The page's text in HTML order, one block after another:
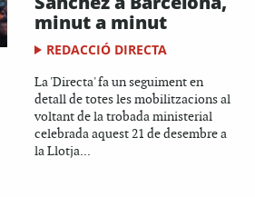
minut a minut
REDACCIÓ DIRECTA
La 'Directa' fa un seguiment en
detall de totes les mobilitzacions al
voltant de la trobada ministerial
celebrada aquest 21 de desembre a
la Llotja...